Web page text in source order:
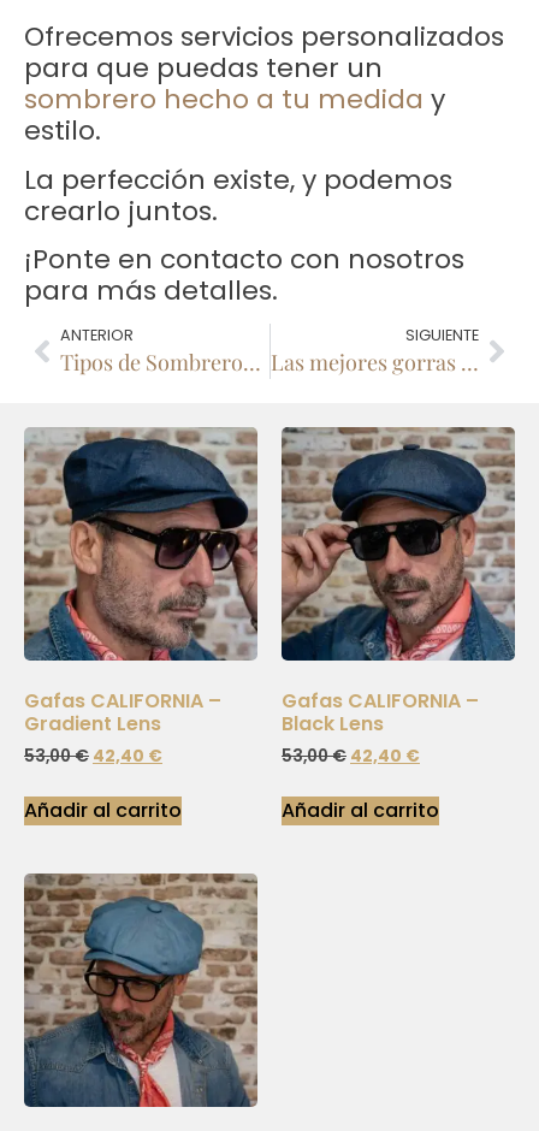
Ofrecemos servicios personalizados
para que puedas tener un
sombrero hecho a tu medida y
estilo.
La perfección existe, y podemos
crearlo juntos.
¡Ponte en contacto con nosotros
para más detalles.
ANTERIOR
Tipos de Sombreros: Nombres, características y cómo adaptarlos a tu estilo
SIGUIENTE
Las mejores gorras estilo Peaky Blinders: guía completa 2025
Gafas CALIFORNIA –
Gradient Lens
53,00€ 42,40 €
Añadir al carrito
Gafas CALIFORNIA –
Black Lens
53,00€ 42,40 €
Añadir al carrito